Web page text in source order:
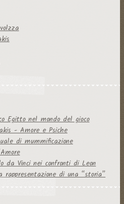
Egitto nel mondo del gioco
- Amore e Psiche
di mummificazione
da Vinci nei confronti di Leon
di una “storia”